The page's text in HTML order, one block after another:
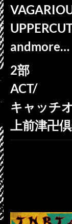
andmore…
2部
ACT/
キャッチ
上前津卍